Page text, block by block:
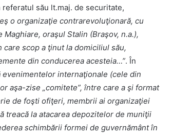
referatul său lt.maj. de securitate,
o organizaţie contrarevoluţionară, cu
oraşul Stalin (Braşov, n.a.),
scop a ţinut la domiciliul său,
din conducerea acesteia…”. În
internaţionale (cele din
aşa-zise „comitete”, între care a şi format
de foşti ofiţeri, membrii ai organizaţiei
treacă la atacarea depozitelor de muniţii
schimbării formei de guvernământ în